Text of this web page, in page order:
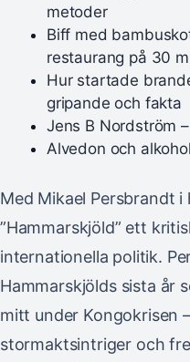
metoder
Biff med
restaurang på 30
Hur startade
gripande och fakta
Jens B Nordström
Alvedon och
Med Mikael Persbrandt
”Hammarskjöld” ett
internationella politik.
Hammarskjölds sista år
mitt under Kongokrisen
stormaktsintriger och